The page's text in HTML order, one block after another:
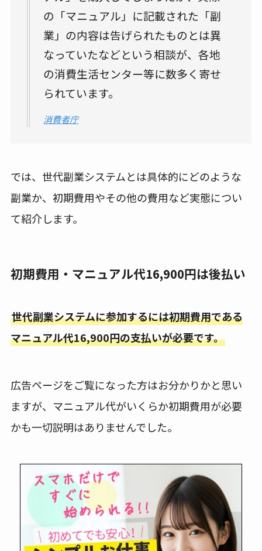
の「マニュアル」に記載された「副
業」の内容は告げられたものとは異
なっていたなどという相談が、各地
の消費生活センター等に数多く寄せ
られています。
消費者庁
では、世代副業システムとは具体的にどのような
副業か、初期費用やその他の費用など実態につい
て紹介します。
初期費用・マニュアル代16,900円は後払い
世代副業システムに参加するには初期費用である
マニュアル代16,900円の支払いが必要です。
広告ページをご覧になった方はお分かりかと思い
ますが、マニュアル代がいくらか初期費用が必要
かも一切説明はありませんでした。